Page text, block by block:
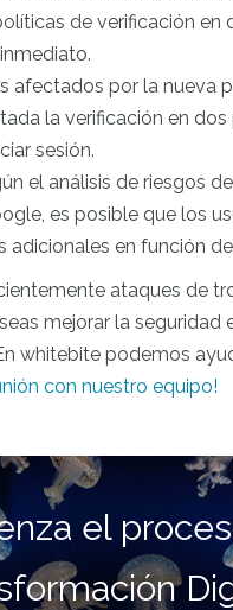
de verificación en
afectados por la nueva
la verificación en dos
sesión.
el análisis de riesgos
es posible que los
adicionales en función
ataques de
mejorar la seguridad
whitebite podemos
con nuestro equipo!
el